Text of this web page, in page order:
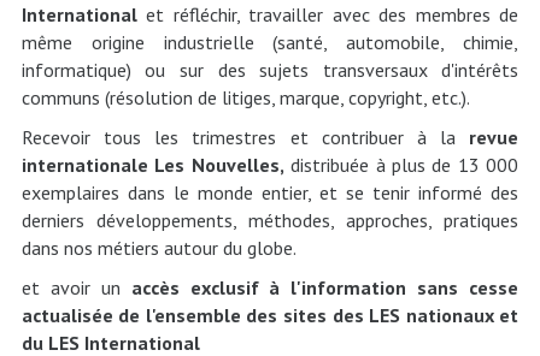
Internationalet réfléchir, travailler avec des membres de
même origine industrielle (santé, automobile, chimie,
informatique) ou sur des sujets transversaux d'intérêts
communs (résolution de litiges, marque, copyright, etc.).
Recevoir tous les trimestres et contribuer à la revue
internationale Les Nouvelles, distribuée à plus de 13 000
exemplaires dans le monde entier, et se tenir informé des
derniers développements, méthodes, approches, pratiques
dans nos métiers autour du globe.
et avoir un accès exclusif à l'information sans cesse
actualisée de l'ensemble des sites des LES nationaux et
du LES International